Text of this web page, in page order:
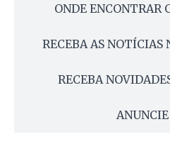
ONDE ENCONTRAR
RECEBA AS NOTÍCIAS
RECEBA